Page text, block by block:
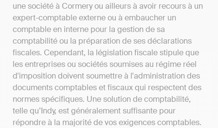
une société à Cormery ou ailleurs à avoir recours à un
expert-comptable externe ou à embaucher un
comptable en interne pour la gestion de sa
comptabilité ou la préparation de ses déclarations
fiscales. Cependant, la législation fiscale stipule que
les entreprises ou sociétés soumises au régime réel
d'imposition doivent soumettre à l'administration des
documents comptables et fiscaux qui respectent des
normes spécifiques. Une solution de comptabilité,
telle qu’Indy, est généralement suffisante pour
répondre à la majorité de vos exigences comptables.